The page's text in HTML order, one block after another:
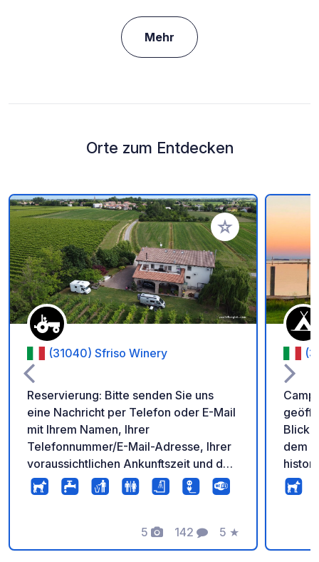
Mehr
Orte zum Entdecken
Zu Ihren Favoriten
(31040) Sfriso Winery
Reservierung: Bitte senden Sie uns
eine Nachricht per Telefon oder E-Mail
mit Ihrem Namen, Ihrer
Telefonnummer/E-Mail-Adresse, Ihrer
voraussichtlichen Ankunftszeit und der
Art des Fahrzeugs/Zeltes. Wir
brauchen es, um die verfügbaren
Uhr Check-out: maximal 11:00 Uhr Wer
5
Fotos
142
Kommentare
5
Bewertung
★
Blick
dem
vom